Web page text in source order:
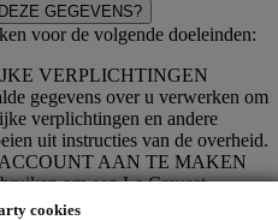
cookies
GEGEVENS?
voor de volgende doeleinden:
VERPLICHTINGEN
gegevens over u verwerken om
verplichtingen en andere
uit instructies van de overheid.
AAN TE MAKEN
om een Le Creuset-
geeft tot een reeks